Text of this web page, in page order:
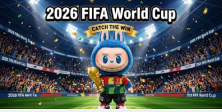
ac米兰(中文)官方网站-AC Milan